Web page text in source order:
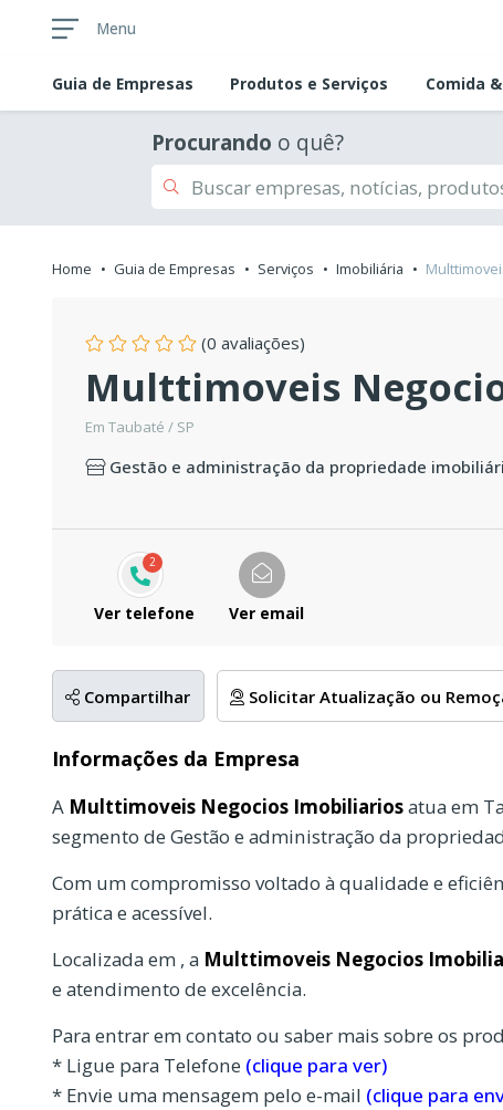
Menu
Guia de Empresas Produtos e Serviços Comida
Procurando o quê?
Home Guia de Empresas Serviços Imobiliária
(0 avaliações)
Multtimoveis
Em Taubaté / SP
Gestão e administração da propriedade
2
Ver telefone Ver email
Compartilhar Solicitar Atualização ou
Informações da Empresa
A Multtimoveis Negocios Imobiliariosatua em
segmento de Gestão e administração da
Com um compromisso voltado à qualidade e
prática e acessível.
Localizada em , a Multtimoveis Negocios
e atendimento de excelência.
Para entrar em contato ou saber mais sobre os
* Ligue para Telefone (clique para ver)
* Envie uma mensagem pelo e-mail (clique para